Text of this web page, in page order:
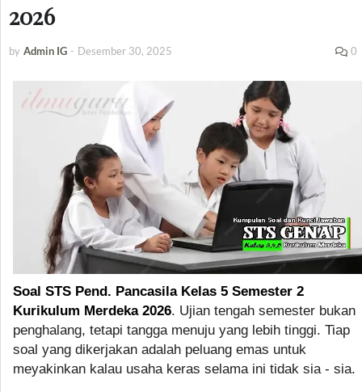
2026
by Admin IG - Desember 30, 2025 0
Soal STS Pend. Pancasila Kelas 5 Semester 2
Kurikulum Merdeka 2026. Ujian tengah semester bukan
penghalang, tetapi tangga menuju yang lebih tinggi. Tiap
soal yang dikerjakan adalah peluang emas untuk
meyakinkan kalau usaha keras selama ini tidak sia - sia.